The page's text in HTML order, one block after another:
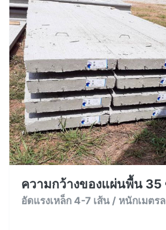
ความกว้างของแผ่นพื้น 35
อัดแรงเหล็ก 4-7 เส้น / หนักเมตร